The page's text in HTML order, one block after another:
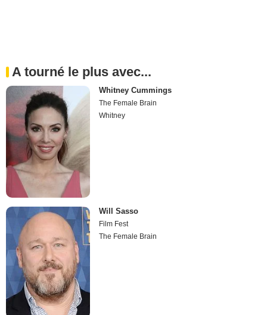
A tourné le plus avec...
Whitney Cummings
The Female Brain
Whitney
Will Sasso
Film Fest
The Female Brain